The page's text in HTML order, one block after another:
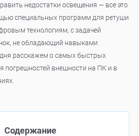
недостатки освещения — все это
специальных программ для ретуши
технологиям, с задачей
не обладающий навыками
расскажем о самых быстрых
погрешностей внешности на ПК и в
Содержание